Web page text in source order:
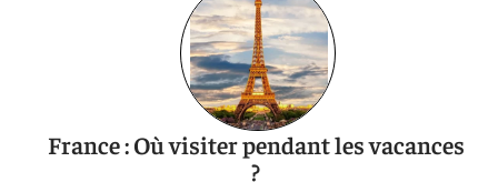
France : Où visiter pendant les vacances
?